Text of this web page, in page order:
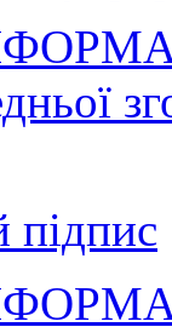
підпис